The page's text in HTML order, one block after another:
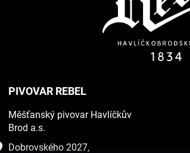
PIVOVAR REBEL
Měšťanský pivovar Havlíčkův
Brod a.s.
Dobrovského 2027,